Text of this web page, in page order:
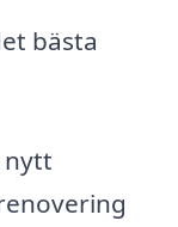
bästa
nytt